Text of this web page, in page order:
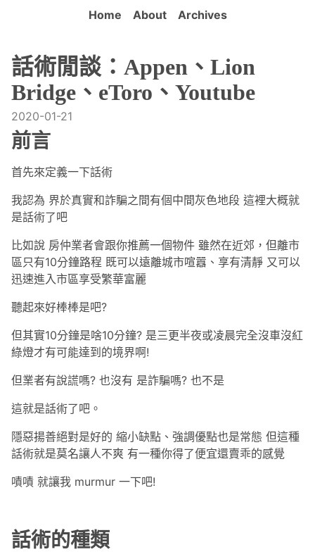
Home About Archives
話術閒談：Appen、Lion
Bridge、eToro、Youtube
2020-01-21
前言
首先來定義一下話術
我認為 界於真實和詐騙之間有個中間灰色地段 這裡大概就
是話術了吧
比如說 房仲業者會跟你推薦一個物件 雖然在近郊，但離市
區只有10分鐘路程 既可以遠離城市喧囂、享有清靜 又可以
迅速進入市區享受繁華富麗
聽起來好棒棒是吧?
但其實10分鐘是啥10分鐘? 是三更半夜或凌晨完全沒車沒紅
綠燈才有可能達到的境界啊!
但業者有說謊嗎? 也沒有 是詐騙嗎? 也不是
這就是話術了吧。
隱惡揚善絕對是好的 縮小缺點、強調優點也是常態 但這種
話術就是莫名讓人不爽 有一種你得了便宜還賣乖的感覺
嘖嘖 就讓我 murmur 一下吧!
話術的種類